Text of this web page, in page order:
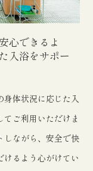
心できるよ
入浴をサポー
身体状況に応じた入
ご利用いただけま
しながら、安全で快
けるよう心がけてい